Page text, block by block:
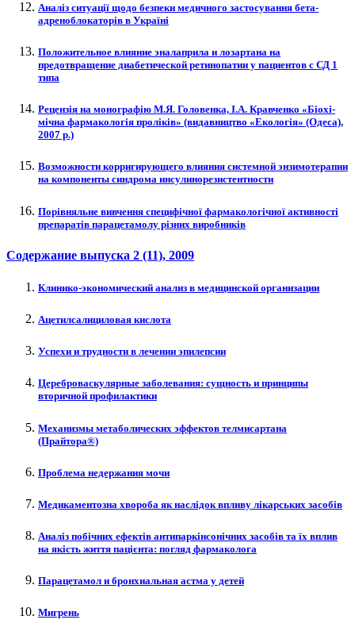
Аналіз ситуації щодо безпеки медичного застосування бета-
адреноблокаторів в Україні
Положительное влияние эналаприла и лозартана на
предотвращение диабетической ретинопатии у пациентов с СД 1
типа
Рецен­зія на моно­гра­фію ­М.Я. Голо­вен­ка, ­І.А. Крав­чен­ко «Біо­хі­
міч­на фар­ма­ко­ло­гія про­лі­ків» (видав­ниц­тво «Еко­ло­гія» (­Одеса),
2007 ­р.)
Возможности корригирующего влияния системной энзимотерапии
на компоненты синдрома инсулинорезистентности
Порівняльне вивчення специфічної фармакологічної активності
препаратів парацетамолу різних виробників
Содержание выпуска 2 (11), 2009
Клинико-экономический анализ в медицинской организации
Ацетилсалициловая кислота
Успехи и трудности в лечении эпилепсии
Цереброваскулярные заболевания: сущность и принципы
вторичной профилактики
Механизмы метаболических эффектов телмисартана
(Прайтора®)
Проблема недержания мочи
Медикаментозна хвороба як наслідок впливу лікарських засобів
Аналіз побічних ефектів антипаркінсонічних засобів та їх вплив
на якість життя пацієнта: погляд фармаколога
Парацетамол и бронхиальная астма у детей
Мигрень